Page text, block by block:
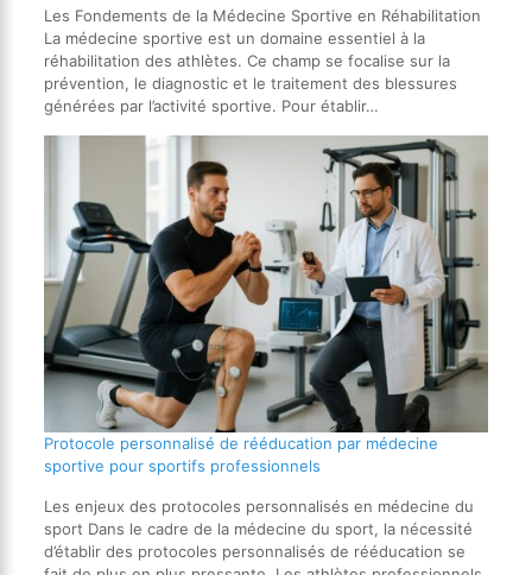
Les Fondements de la Médecine Sportive en Réhabilitation
La médecine sportive est un domaine essentiel à la
réhabilitation des athlètes. Ce champ se focalise sur la
prévention, le diagnostic et le traitement des blessures
générées par l’activité sportive. Pour établir…
Protocole personnalisé de rééducation par médecine
sportive pour sportifs professionnels
Les enjeux des protocoles personnalisés en médecine du
sport Dans le cadre de la médecine du sport, la nécessité
d’établir des protocoles personnalisés de rééducation se